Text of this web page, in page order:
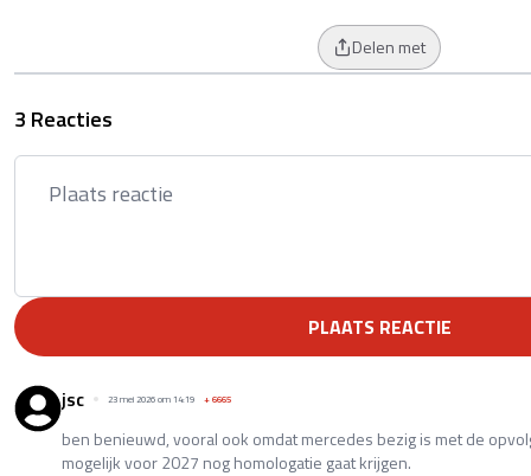
Delen met
3 Reacties
PLAATS REACTIE
jsc 23 mei 2026 om 14:19 +6665
ben benieuwd, vooral ook omdat mercedes bezig is met de
mogelijk voor 2027 nog homologatie gaat krijgen.